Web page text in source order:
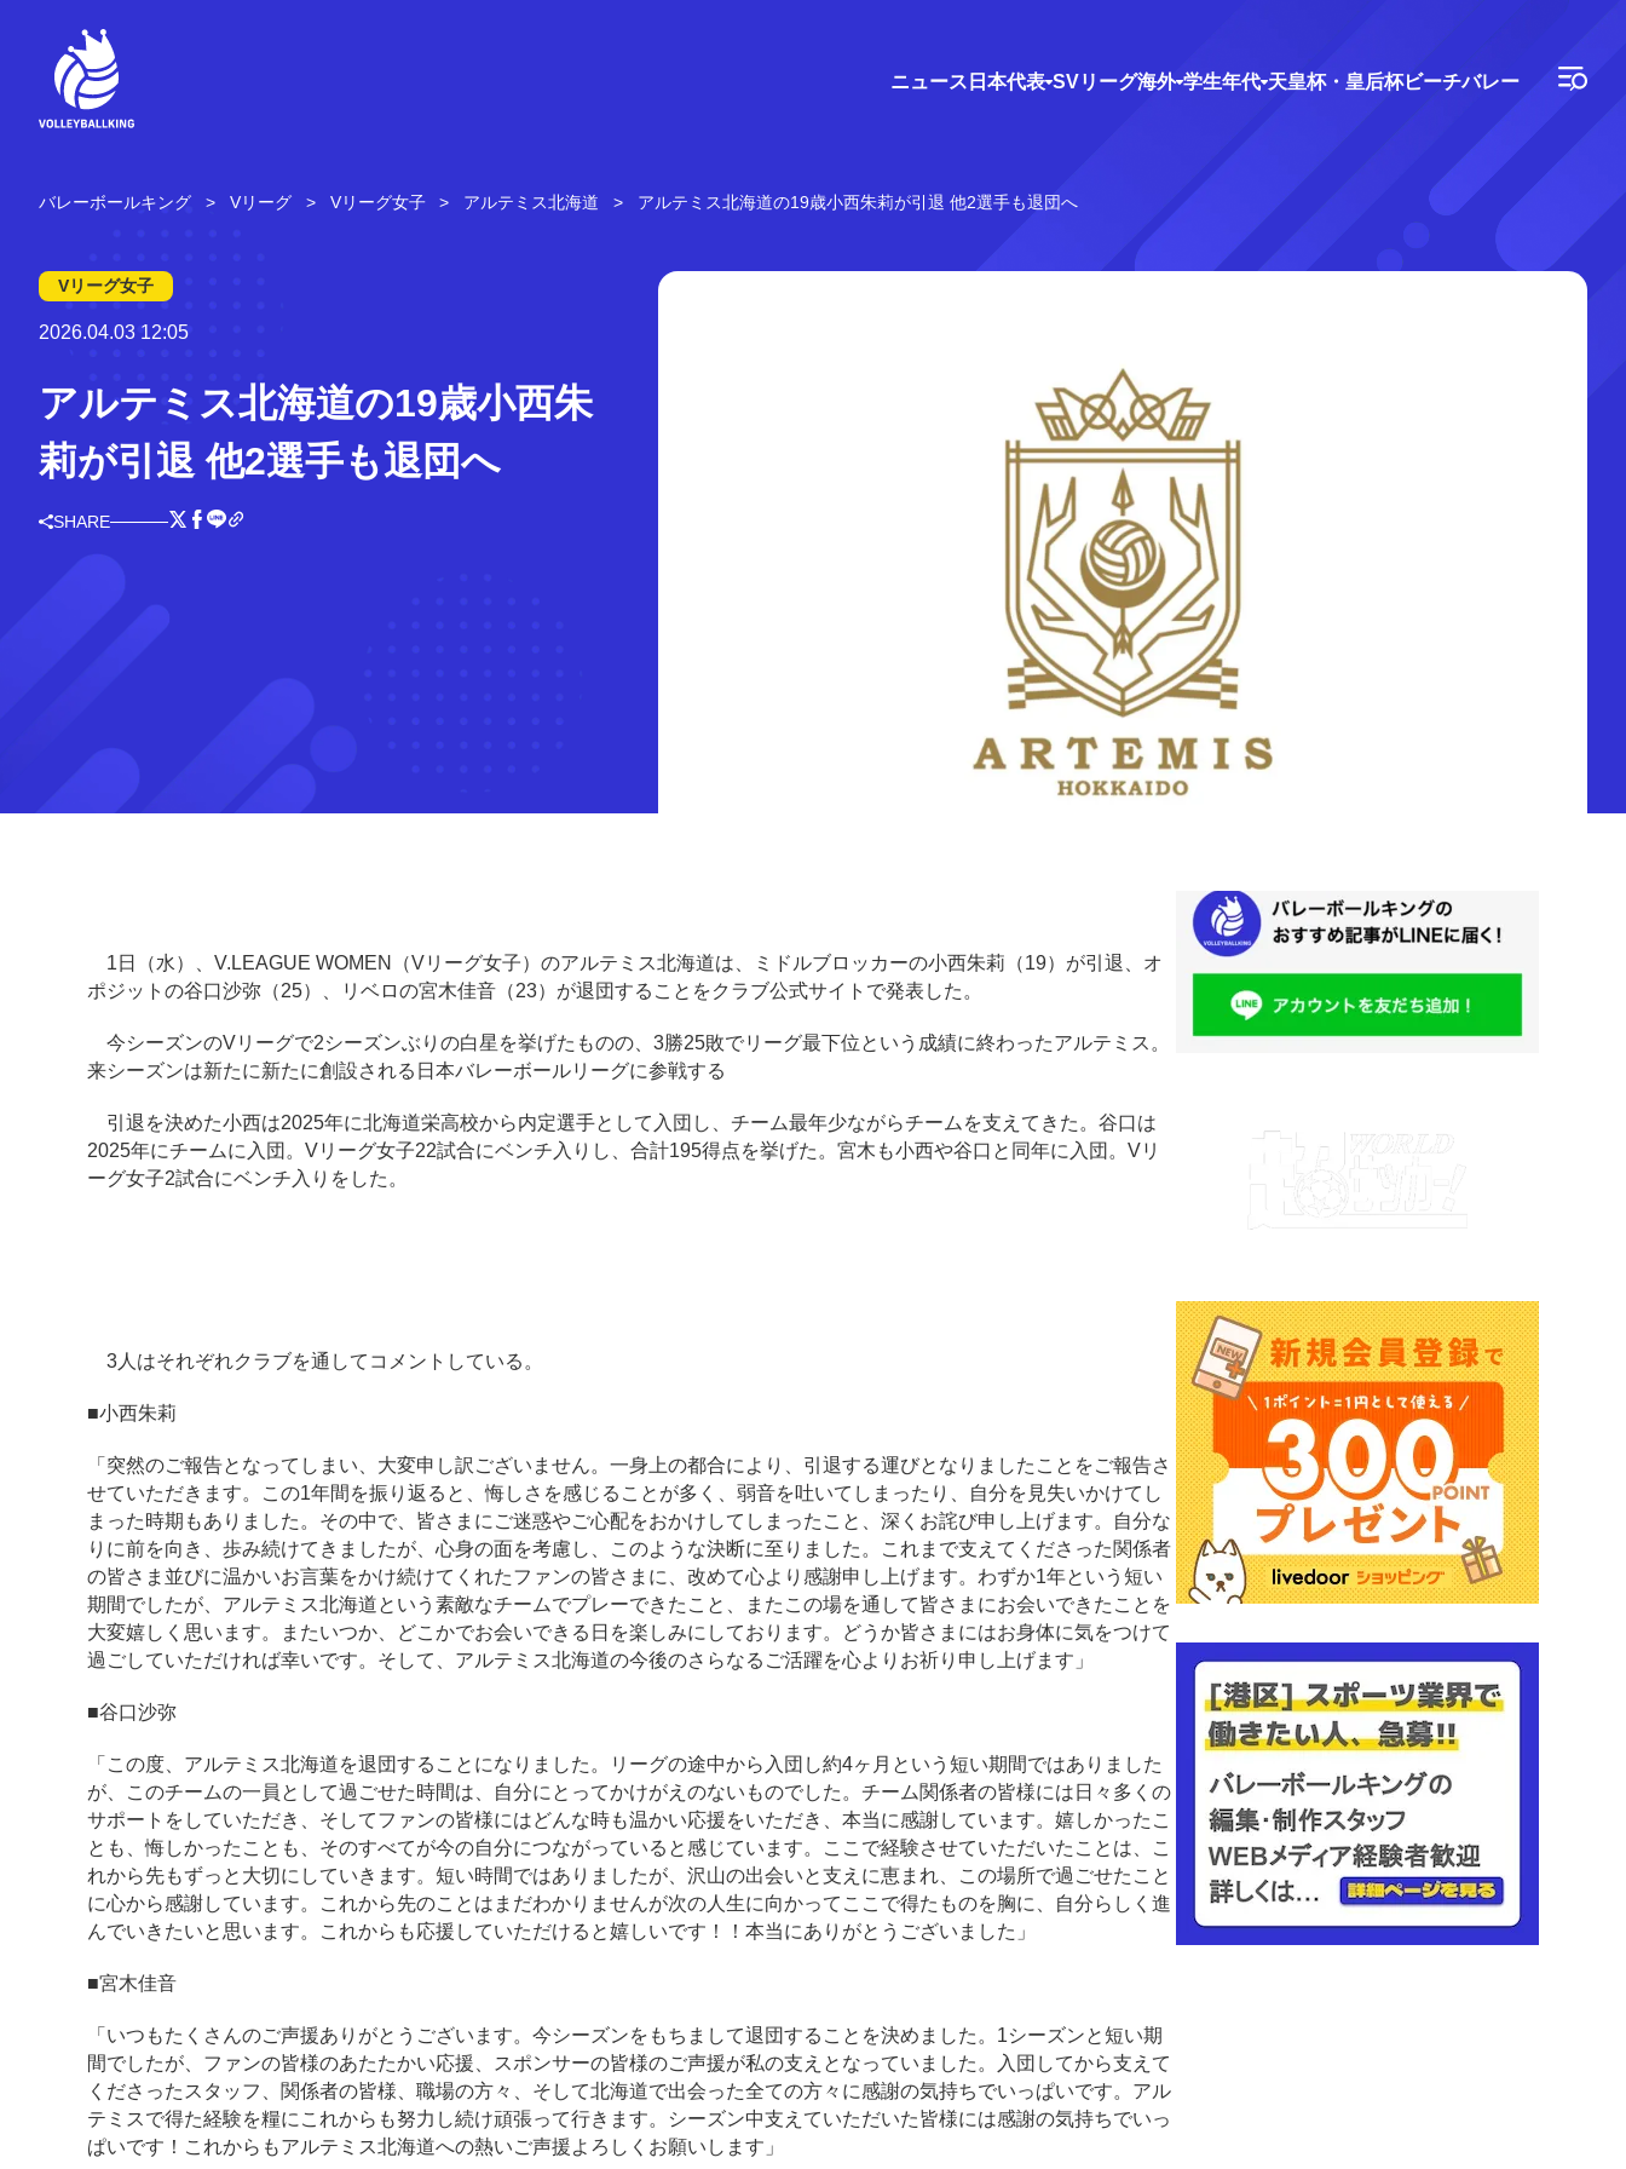
ニュース 日本代表 SVリーグ海外 学生年代 天皇杯・皇后杯ビーチバレー
バレーボールキング Vリーグ Vリーグ女子 アルテミス北海道 アルテミス北海道の19歳小西朱莉が引退 他2選手も退団へ
Vリーグ女子
2026.04.03 12:05
アルテミス北海道の19歳小西朱
莉が引退 他2選手も退団へ
SHARE
1日（水）、V.LEAGUE WOMEN（Vリーグ女子）のアルテミス北海道は、ミドルブロッカーの小西朱莉（19）が引退、オ
ポジットの谷口沙弥（25）、リベロの宮木佳音（23）が退団することをクラブ公式サイトで発表した。
今シーズンのVリーグで2シーズンぶりの白星を挙げたものの、3勝25敗でリーグ最下位という成績に終わったアルテミス。
来シーズンは新たに新たに創設される日本バレーボールリーグに参戦する
引退を決めた小西は2025年に北海道栄高校から内定選手として入団し、チーム最年少ながらチームを支えてきた。谷口は
2025年にチームに入団。Vリーグ女子22試合にベンチ入りし、合計195得点を挙げた。宮木も小西や谷口と同年に入団。Vリ
ーグ女子2試合にベンチ入りをした。
3人はそれぞれクラブを通してコメントしている。
■小西朱莉
「突然のご報告となってしまい、大変申し訳ございません。一身上の都合により、引退する運びとなりましたことをご報告さ
せていただきます。この1年間を振り返ると、悔しさを感じることが多く、弱音を吐いてしまったり、自分を見失いかけてし
まった時期もありました。その中で、皆さまにご迷惑やご心配をおかけしてしまったこと、深くお詫び申し上げます。自分な
りに前を向き、歩み続けてきましたが、心身の面を考慮し、このような決断に至りました。これまで支えてくださった関係者
の皆さま並びに温かいお言葉をかけ続けてくれたファンの皆さまに、改めて心より感謝申し上げます。わずか1年という短い
期間でしたが、アルテミス北海道という素敵なチームでプレーできたこと、またこの場を通して皆さまにお会いできたことを
大変嬉しく思います。またいつか、どこかでお会いできる日を楽しみにしております。どうか皆さまにはお身体に気をつけて
過ごしていただければ幸いです。そして、アルテミス北海道の今後のさらなるご活躍を心よりお祈り申し上げます」
■谷口沙弥
「この度、アルテミス北海道を退団することになりました。リーグの途中から入団し約4ヶ月という短い期間ではありました
が、このチームの一員として過ごせた時間は、自分にとってかけがえのないものでした。チーム関係者の皆様には日々多くの
サポートをしていただき、そしてファンの皆様にはどんな時も温かい応援をいただき、本当に感謝しています。嬉しかったこ
とも、悔しかったことも、そのすべてが今の自分につながっていると感じています。ここで経験させていただいたことは、こ
れから先もずっと大切にしていきます。短い時間ではありましたが、沢山の出会いと支えに恵まれ、この場所で過ごせたこと
に心から感謝しています。これから先のことはまだわかりませんが次の人生に向かってここで得たものを胸に、自分らしく進
んでいきたいと思います。これからも応援していただけると嬉しいです！！本当にありがとうございました」
■宮木佳音
「いつもたくさんのご声援ありがとうございます。今シーズンをもちまして退団することを決めました。1シーズンと短い期
間でしたが、ファンの皆様のあたたかい応援、スポンサーの皆様のご声援が私の支えとなっていました。入団してから支えて
くださったスタッフ、関係者の皆様、職場の方々、そして北海道で出会った全ての方々に感謝の気持ちでいっぱいです。アル
テミスで得た経験を糧にこれからも努力し続け頑張って行きます。シーズン中支えていただいた皆様には感謝の気持ちでいっ
ぱいです！これからもアルテミス北海道への熱いご声援よろしくお願いします」